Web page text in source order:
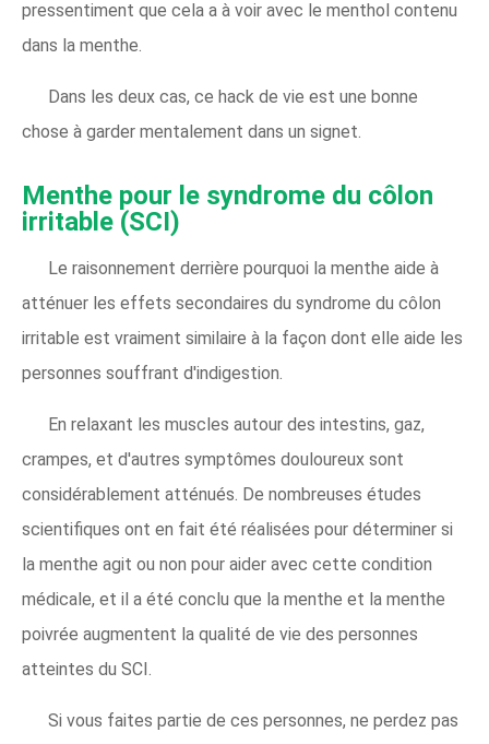
pressentiment que cela a à voir avec le menthol contenu
dans la menthe.
Dans les deux cas, ce hack de vie est une bonne
chose à garder mentalement dans un signet.
Menthe pour le syndrome du côlon
irritable (SCI)
Le raisonnement derrière pourquoi la menthe aide à
atténuer les effets secondaires du syndrome du côlon
irritable est vraiment similaire à la façon dont elle aide les
personnes souffrant d'indigestion.
En relaxant les muscles autour des intestins, gaz,
crampes, et d'autres symptômes douloureux sont
considérablement atténués. De nombreuses études
scientifiques ont en fait été réalisées pour déterminer si
la menthe agit ou non pour aider avec cette condition
médicale, et il a été conclu que la menthe et la menthe
poivrée augmentent la qualité de vie des personnes
atteintes du SCI.
Si vous faites partie de ces personnes, ne perdez pas